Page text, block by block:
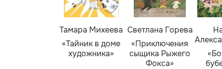
Тамара Михеева
«Тайник в доме
художника»
Светлана Горева
«Приключения
сыщика Рыжего
Фокса»